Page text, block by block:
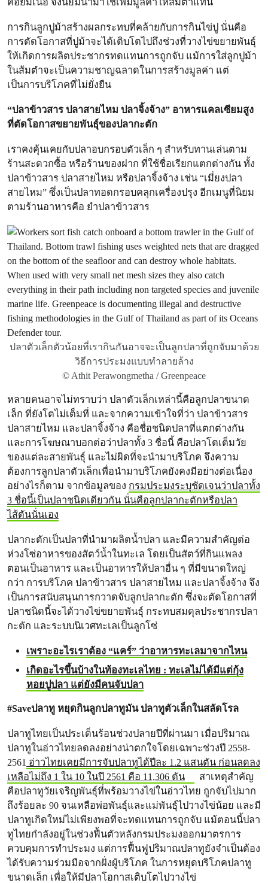
การกินลูกปูม้าสร้างผลกระทบที่คล้ายกับการกินไข่ปู นั่นคือ
การตัดโอกาสที่ปูม้าจะได้เติบโตไปถึงช่วงที่วางไข่ขยายพันธุ์
ให้เกิดการผลิตประชากรทดแทนการถูกจับ แม้การใส่ลูกปูม้า
ในส้มตำจะเป็นความชาญฉลาดในการสร้างมูลค่า แต่
เป็นการบริโภคที่ไม่ยั่งยืน
“ปลาข้าวสาร ปลาสายไหม ปลาจิ้งจ้าง” อาหารแคลเซียมสูง
ที่ตัดโอกาสขยายพันธุ์ของปลากะตัก
เราคงคุ้นเคยกับปลาอบกรอบตัวเล็ก ๆ สำหรับทานเล่นตาม
ร้านสะดวกซื้อ หรือร้านของฝาก ที่ใช้ชื่อเรียกแตกต่างกัน ทั้ง
ปลาข้าวสาร ปลาสายไหม หรือปลาจิ้งจ้าง เช่น “เมี่ยงปลา
สายไหม” ซึ่งเป็นปลาทอดกรอบคลุกเครื่องปรุง อีกเมนูที่นิยม
ตามร้านอาหารคือ ยำปลาข้าวสาร
ปลาตัวเล็กตัวน้อยที่เรากินกันอาจจะเป็นลูกปลาที่ถูกจับมาด้วย
วิธีการประมงแบบทำลายล้าง
© Athit Perawongmetha / Greenpeace
หลายคนอาจไม่ทราบว่า ปลาตัวเล็กเหล่านี้คือลูกปลาขนาด
เล็ก ที่ยังโตไม่เต็มที่ และจากความเข้าใจที่ว่า ปลาข้าวสาร
ปลาสายไหม และปลาจิ้งจ้าง คือชื่อชนิดปลาที่แตกต่างกัน
และการโฆษณาบอกต่อว่าปลาทั้ง 3 ชื่อนี้ คือปลาโตเต็มวัย
ของแต่ละสายพันธุ์ และไม่ผิดที่จะนำมาบริโภค จึงความ
ต้องการลูกปลาตัวเล็กเพื่อนำมาบริโภคยังคงมีอย่างต่อเนื่อง
อย่างไรก็ตาม จากข้อมูลของ กรมประมงระบุชัดเจนว่าปลาทั้ง
3 ชื่อนี้เป็นปลาชนิดเดียวกัน นั่นคือลูกปลากะตักหรือปลา
ไส้ตันนั่นเอง
ปลากะตักเป็นปลาที่นำมาผลิตน้ำปลา และมีความสำคัญต่อ
ห่วงโซ่อาหารของสัตว์น้ำในทะเล โดยเป็นสัตว์ที่กินแพลง
ตอนเป็นอาหาร และเป็นอาหารให้ปลาอื่น ๆ ที่มีขนาดใหญ่
กว่า การบริโภค ปลาข้าวสาร ปลาสายไหม และปลาจิ้งจ้าง จึง
เป็นการสนับสนุนการกวาดจับลูกปลากะตัก ซึ่งจะตัดโอกาสที่
ปลาชนิดนี้จะได้วางไข่ขยายพันธุ์ กระทบสมดุลประชากรปลา
กะตัก และระบบนิเวศทะเลเป็นลูกโซ่
เพราะอะไรเราต้อง “แคร์” ว่าอาหารทะเลมาจากไหน
เกิดอะไรขึ้นบ้างในท้องทะเลไทย : ทะเลไม่ได้มีแต่กุ้ง
หอยปูปลา แต่ยังมีคนจับปลา
#Saveปลาทู หยุดกินลูกปลาทูมัน ปลาทูตัวเล็กในสลัดโรล
ปลาทูไทยเป็นประเด็นร้อนช่วงปลายปีที่ผ่านมา เมื่อปริมาณ
ปลาทูในอ่าวไทยลดลงอย่างน่าตกใจโดยเฉพาะช่วงปี 2558-
2561 อ่าวไทยเคยมีการจับปลาทูได้ปีละ 1.2 แสนตัน ก่อนลดลง
เหลือไม่ถึง 1 ใน 10 ในปี 2561 คือ 11,306 ตัน
สาเหตุสำคัญ
คือปลาทูวัยเจริญพันธุ์ที่พร้อมวางไข่ในอ่าวไทย ถูกจับไปมาก
ถึงร้อยละ 90 จนเหลือพ่อพันธุ์และแม่พันธุ์ไปวางไข่น้อย และมี
ปลาทูเกิดใหม่ไม่เพียงพอที่จะทดแทนการถูกจับ แม้ตอนนี้ปลา
ทูไทยกำลังอยู่ในช่วงฟื้นตัวหลังกรมประมงออกมาตรการ
ควบคุมการทำประมง แต่การฟื้นฟูปริมาณปลาทูยังจำเป็นต้อง
ได้รับความร่วมมือจากฝั่งผู้บริโภค ในการหยุดบริโภคปลาทู
ขนาดเล็ก เพื่อให้มีปลาโอกาสเติบโตไปวางไข่